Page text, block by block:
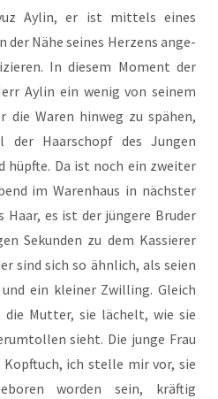
Aylin, er ist mit­tels eines
der Nähe sei­nes Her­zens ange­
In die­sem Moment der
Aylin ein wenig von sei­nem
Waren hin­weg zu spä­hen,
der Haar­schopf des Jun­gen
hüpf­te. Da ist noch ein zwei­ter
im Waren­haus in nächs­ter
Haar, es ist der jün­ge­re Bru­der
Sekun­den zu dem Kas­sie­rer
sind sich so ähn­lich, als sei­en
ein klei­ner Zwil­ling. Gleich
Mut­ter, sie lächelt, wie sie
sieht. Die jun­ge Frau
ich stel­le mir vor, sie
wor­den sein, kräf­tig